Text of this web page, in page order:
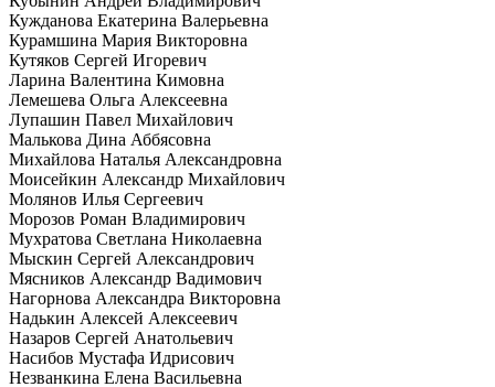
Кужданова Екатерина Валерьевна
Курамшина Мария Викторовна
Кутяков Сергей Игоревич
Ларина Валентина Кимовна
Лемешева Ольга Алексеевна
Лупашин Павел Михайлович
Малькова Дина Аббясовна
Михайлова Наталья Александровна
Моисейкин Александр Михайлович
Молянов Илья Сергеевич
Морозов Роман Владимирович
Мухратова Светлана Николаевна
Мыскин Сергей Александрович
Мясников Александр Вадимович
Нагорнова Александра Викторовна
Надькин Алексей Алексеевич
Назаров Сергей Анатольевич
Насибов Мустафа Идрисович
Незванкина Елена Васильевна